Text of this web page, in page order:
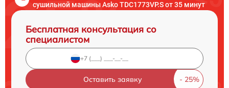
сушильной машины Asko TDC1773VP.S от 35 минут
Бесплатная консультация со
специалистом
Оставить заявку